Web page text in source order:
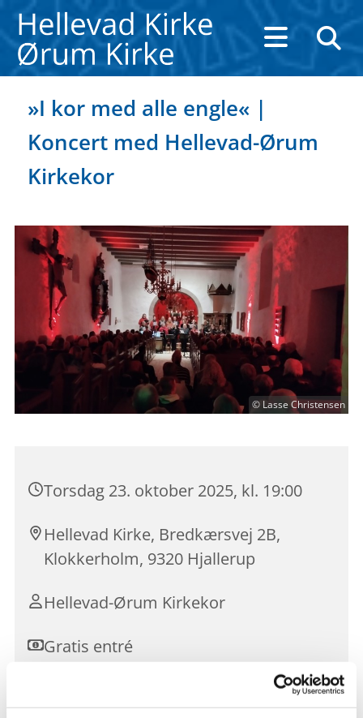
»I kor med alle engle« |
Koncert med Hellevad-Ørum
Kirkekor
© Lasse Christensen
Torsdag 23. oktober 2025, kl. 19:00
Hellevad Kirke, Bredkærsvej 2B,
Klokkerholm, 9320 Hjallerup
Hellevad-Ørum Kirkekor
Gratis entré